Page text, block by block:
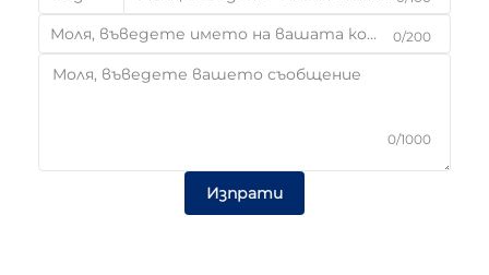
0/200
0/1000
Изпрати